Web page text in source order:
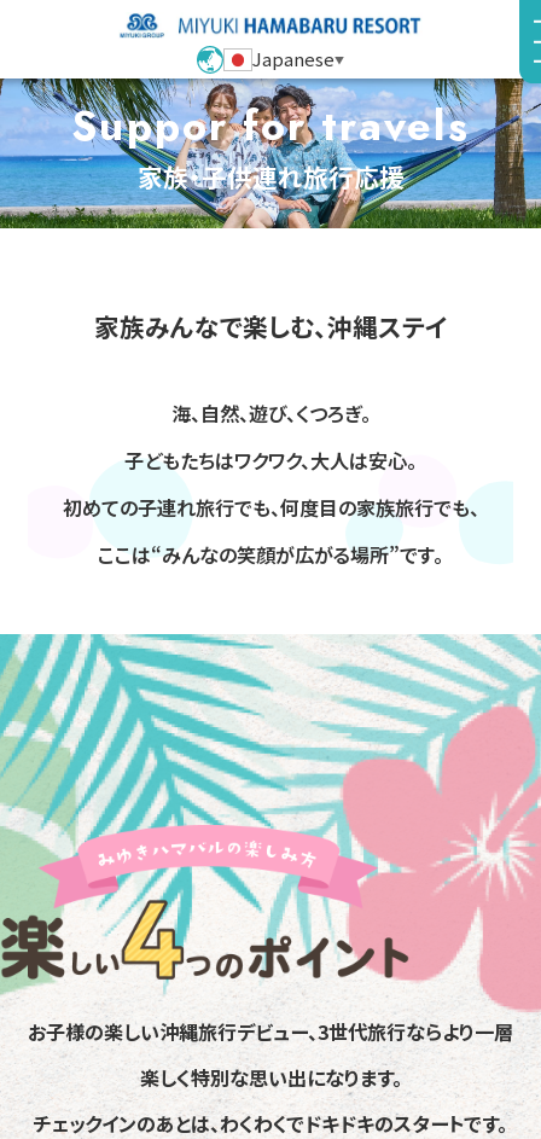
Japanese▼
Suppor for travels
家族・子供連れ旅行応援
家族みんなで楽しむ、沖縄ステイ
海、自然、遊び、くつろぎ。
子どもたちはワクワク、大人は安心。
初めての子連れ旅行でも、何度目の家族旅行でも、
ここは“みんなの笑顔が広がる場所”です。
お子様の楽しい沖縄旅行デビュー、3世代旅行ならより一層
楽しく特別な思い出になります。
チェックインのあとは、わくわくでドキドキのスタートです。